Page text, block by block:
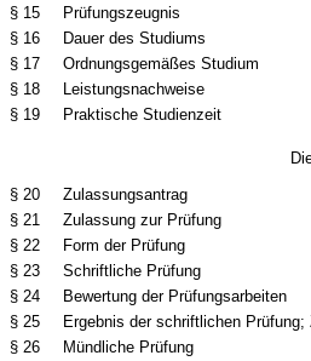
§ 15
Prüfungszeugnis
§ 16
Dauer des Studiums
§ 17
Ordnungsgemäßes Studium
§ 18
Leistungsnachweise
§ 19
Praktische Studienzeit
§ 20
Zulassungsantrag
§ 21
Zulassung zur Prüfung
§ 22
Form der Prüfung
§ 23
Schriftliche Prüfung
§ 24
Bewertung der Prüfungsarbeiten
§ 25
Ergebnis der schriftlichen
§ 26
Mündliche Prüfung